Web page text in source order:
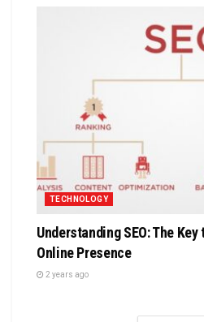
TECHNOLOGY
Understanding SEO: The
Online Presence
2 years ago